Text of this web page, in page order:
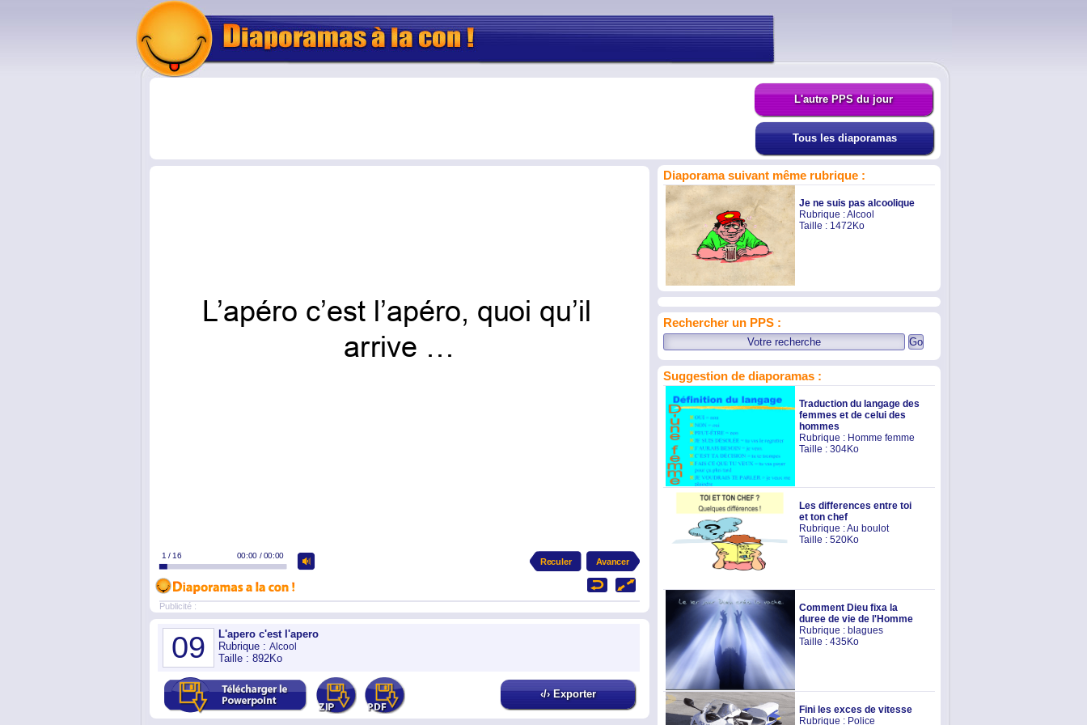
L'autre PPS du jour
Tous les diaporamas
Publicité :
Diaporama suivant même rubrique :
Je ne suis pas alcoolique
Rubrique :Alcool
Taille : 1472Ko
Rechercher un PPS :
Suggestion de diaporamas :
Traduction du langage des
femmes et de celui des
hommes
Rubrique : Homme femme
Taille : 304Ko
Les differences entre toi
et ton chef
Rubrique :Au boulot
Taille : 520Ko
Comment Dieu fixa la
duree de vie de l'Homme
Rubrique : blagues
Taille : 435Ko
Fini les exces de vitesse
Rubrique : Police
09
L'apero c'est l'apero
Rubrique : Alcool
Taille : 892Ko
‹/› Exporter